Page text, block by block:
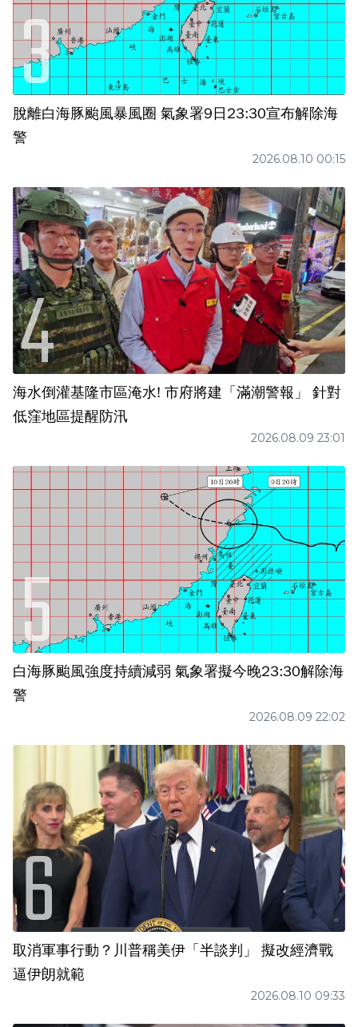
脫離白海豚颱風暴風圈 氣象署9日23:30宣布解除海
警
2026.08.10 00:15
海水倒灌基隆市區淹水! 市府將建「滿潮警報」 針對
低窪地區提醒防汛
2026.08.09 23:01
白海豚颱風強度持續減弱 氣象署擬今晚23:30解除海
警
2026.08.09 22:02
取消軍事行動？川普稱美伊「半談判」 擬改經濟戰
逼伊朗就範
2026.08.10 09:33